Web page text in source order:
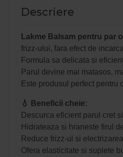
Descriere
Lakme Balsam pentru par
frizz-ului, fara efect de
Formula sa delicata si
Parul devine mai matasos,
Este produsul perfect pentru
💧 Beneficii cheie:
Descurca eficient parul cret
Hidrateaza si hraneste firul
Reduce frizz-ul si
Ofera elasticitate si suplete